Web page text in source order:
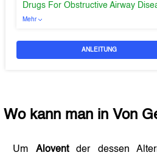
Drugs For Obstructive Airway
Mehr
ANLEITUNG
Wo kann man in Von
Um Aloventder dessen